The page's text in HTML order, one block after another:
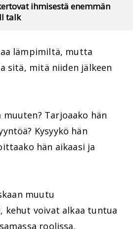
ihmisestä enemmän
talk
lämpimiltä, mutta
sitä, mitä niiden jälkeen
Tarjoaako hän
Kysyykö hän
hän aikaasi ja
muutu
kehut voivat alkaa tuntua
roolissa.